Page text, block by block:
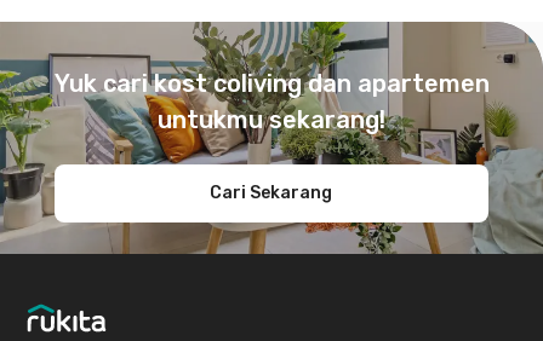
Yuk cari kost coliving dan apartemen
untukmu sekarang!
Cari Sekarang